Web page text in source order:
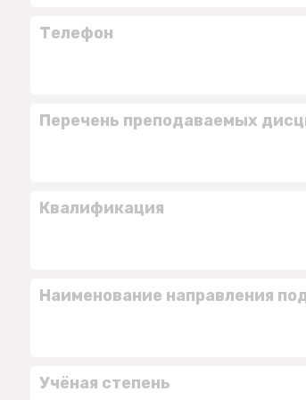
Телефон
Перечень преподаваемых
Квалификация
Наименование направления
Учёная степень